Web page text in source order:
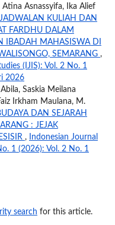
Asnassyifa, Ika Alief
KULIAH DAN
FARDHU DALAM
IBADAH MAHASISWA DI
SEMARANG ,
(IJIS): Vol. 2 No. 1
2026
Saskia Meilana
Irkham Maulana, M.
DAN SEJARAH
: JEJAK
,
Indonesian Journal
1 (2026): Vol. 2 No. 1
search for this article.